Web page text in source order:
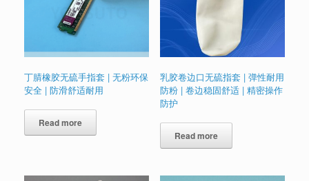
丁腈橡胶无硫手指套 | 无粉环保
安全 | 防滑舒适耐用
Read more
乳胶卷边口无硫指套 | 弹性耐用
防粉 | 卷边稳固舒适 | 精密操作
防护
Read more